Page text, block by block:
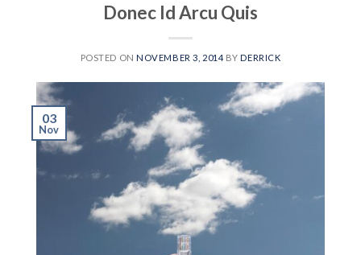
Donec Id Arcu Quis
POSTED ONNOVEMBER 3, 2014BYDERRICK
03
Nov